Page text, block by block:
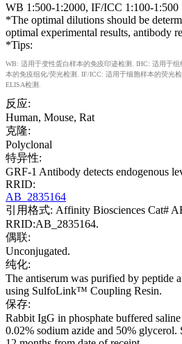
WB 1:500-1:2000, IF/ICC 1:100-1:500
*The optimal dilutions should be
optimal experimental results, antibody
*Tips:
WB: 适用于变性蛋白样本的免疫印迹检测. IHC: 适用于
本的免疫组化/荧光检测. IF/ICC: 适用于细胞样本的荧光
ELISA检测.
反应:
Human, Mouse, Rat
克隆:
Polyclonal
特异性:
GRF-1 Antibody detects endogenous
RRID:
AB_2835164
引用格式: Affinity Biosciences Cat#
RRID:AB_2835164.
偶联:
Unconjugated.
纯化:
The antiserum was purified by peptide
using SulfoLink™ Coupling Resin.
保存:
Rabbit IgG in phosphate buffered
0.02% sodium azide and 50% glycerol.